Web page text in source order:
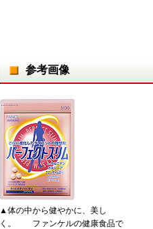
参考画像
▲体の中から健やかに、美し
く。 ファンケルの健康食品で